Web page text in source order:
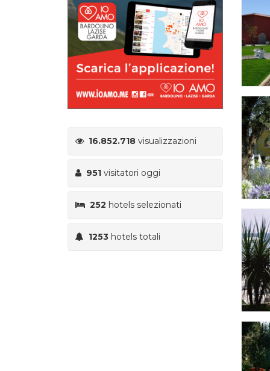
16.852.718 visualizzazioni
951 visitatori oggi
252 hotels selezionati
1253 hotels totali